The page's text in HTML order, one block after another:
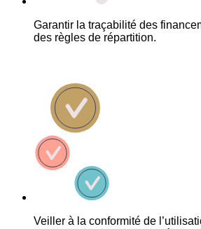
Garantir la traçabilité des
des règles de répartition.
Veiller à la conformité de